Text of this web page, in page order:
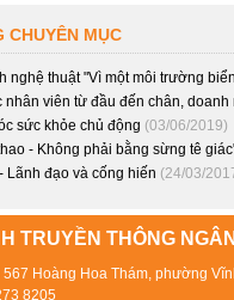
CHUYÊN MỤC
nghệ thuật "Vì một môi trường
nhân viên từ đầu đến chân,
sức khỏe chủ động (03/06/2019)
- Không phải bằng sừng tê
Lãnh đạo và cống hiến (24/03/
TRUYỀN THÔNG
Hoàng Hoa Thám, phường
8205